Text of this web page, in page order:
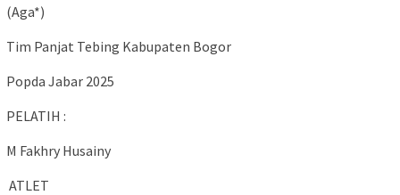
(Aga*)
Tim Panjat Tebing Kabupaten Bogor
Popda Jabar 2025
PELATIH :
M Fakhry Husainy
ATLET